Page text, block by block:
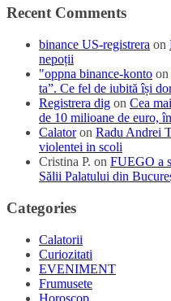
Recent Comments
binance US-registrera on
nepoții
"oppna binance-konto on
ta”. Ce fel de iubită își
Registrera dig on Cea
de 10 milioane de euro,
Calatoron Radu Andrei
violentei in scoli
Cristina P. on FUEGO a
Sălii Palatului din
Categories
Calatorii
Curiozitati
EVENIMENT
Frumusete
Horoscop